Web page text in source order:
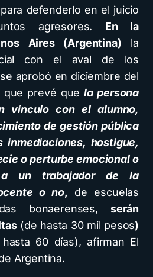
para defenderlo en el juicio
agresores. En la
Aires (Argentina) la
con el aval de los
aprobó en diciembre del
que prevé quela persona
vínculo con el alumno,
de gestión pública
hostigue,
o perturbe emocional o
a un trabajador de la
o no, de escuelas
bonaerenses, serán
(de hasta 30 mil pesos)
60 días), afirman El
Argentina.